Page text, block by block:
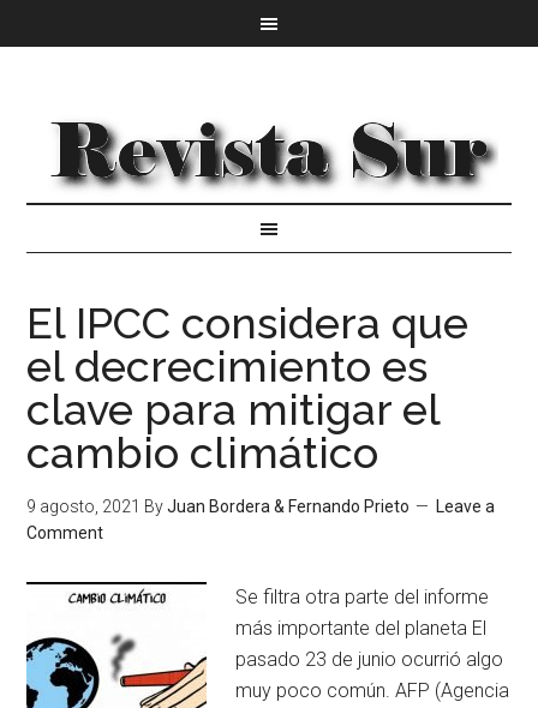
El IPCC considera que
el decrecimiento es
clave para mitigar el
cambio climático
9 agosto, 2021 ByJuan Bordera & Fernando Prieto
Leave a
Comment
Se filtra otra parte del informe
más importante del planeta El
pasado 23 de junio ocurrió algo
muy poco común. AFP (Agencia